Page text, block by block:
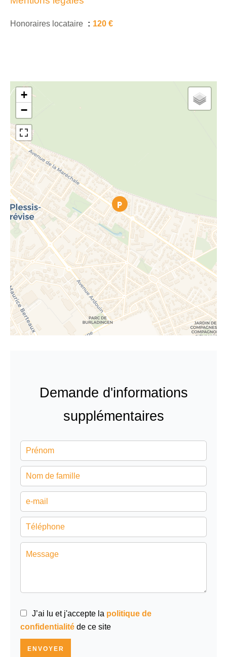
Honoraires locataire 120 €
+
−
Demande d'informations
supplémentaires
J’ai lu et j'accepte la politique de
confidentialité de ce site
ENVOYER